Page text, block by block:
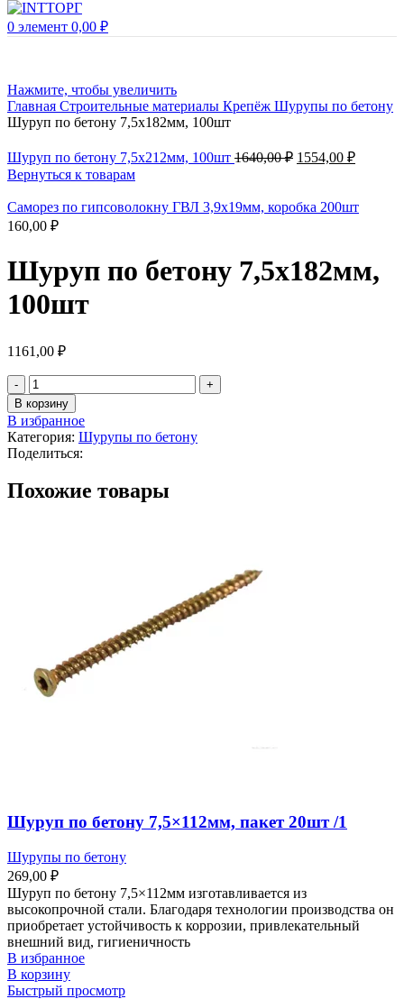
0 элемент 0,00 ₽
Нажмите, чтобы увеличить
Главная Строительные материалы Крепёж Шурупы по бетону
Шуруп по бетону 7,5х182мм, 100шт
Шуруп по бетону 7,5х212мм, 100шт 1640,00₽ 1554,00 ₽
Вернуться к товарам
Саморез по гипсоволокну ГВЛ 3,9х19мм, коробка 200шт
160,00 ₽
Шуруп по бетону 7,5х182мм,
100шт
1161,00 ₽
В корзину
В избранное
Категория: Шурупы по бетону
Поделиться:
Похожие товары
Шуруп по бетону 7,5×112мм, пакет 20шт /1
Шурупы по бетону
269,00 ₽
Шуруп по бетону 7,5×112мм изготавливается из
высокопрочной стали. Благодаря технологии производства он
приобретает устойчивость к коррозии, привлекательный
внешний вид, гигиеничность
В избранное
В корзину
Быстрый просмотр